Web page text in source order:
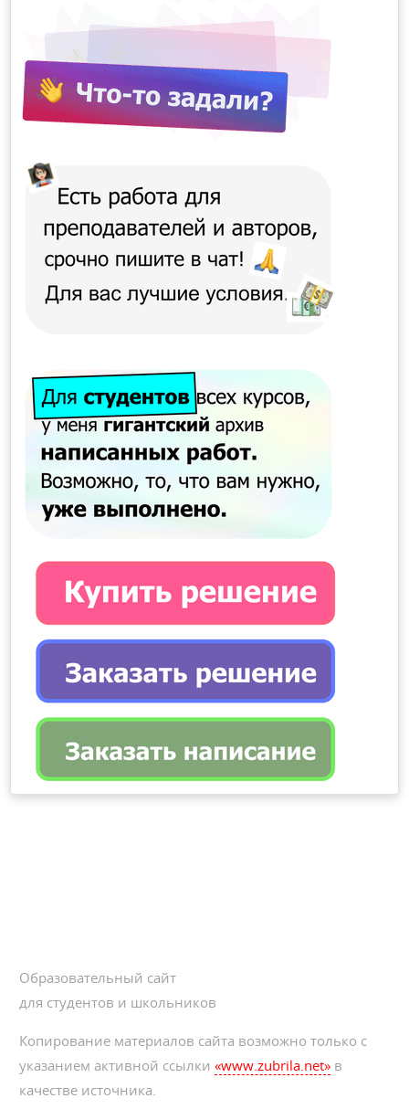
Образовательный сайт
для студентов и школьников
Копирование материалов сайта возможно только с
указанием активной ссылки«www.zubrila.net» в
качестве источника.